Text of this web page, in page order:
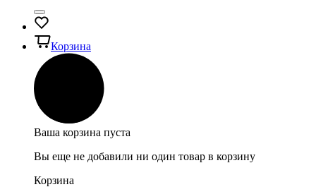
Корзина
Ваша корзина пуста
Вы еще не добавили ни один товар в корзину
Корзина